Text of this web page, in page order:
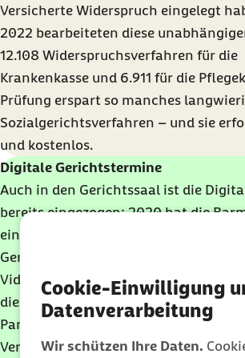
Cookie-Einwilligung
Datenverarbeitung
Wir schützen Ihre Daten.
Versicherte Widerspruch eingelegt
2022 bearbeiteten diese
12.108 Widerspruchsverfahren für die
Krankenkasse und 6.911 für die
Prüfung erspart so manches
Sozialgerichtsverfahren – und sie
und kostenlos.
Digitale Gerichtstermine
Auch in den Gerichtssaal ist die
bereits eingezogen: 2020 hat die
einen neuen Weg eingeschlagen. Sie
Gericht die Möglichkeit, die
Videokonferenz zu führen. So können
die gegen eine Entscheidung klagen,
Pandemie-Zeiten mit dem Fortgang
Verfahrens rechnen. Bereits 642